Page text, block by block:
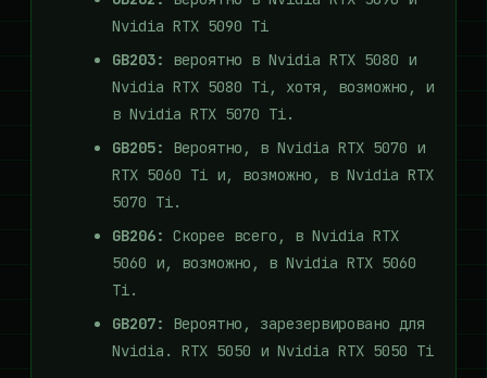
Nvidia RTX 5090 Ti
GB203:
вероятно в Nvidia RTX 5080 и
Nvidia RTX 5080 Ti, хотя, возможно, и
в Nvidia RTX 5070 Ti.
GB205:
Вероятно, в Nvidia RTX 5070 и
RTX 5060 Ti и, возможно, в Nvidia RTX
5070 Ti.
GB206: Скорее всего, в Nvidia RTX
5060 и, возможно, в Nvidia RTX 5060
Ti.
GB207:
Вероятно, зарезервировано для
Nvidia. RTX 5050 и Nvidia RTX 5050 Ti